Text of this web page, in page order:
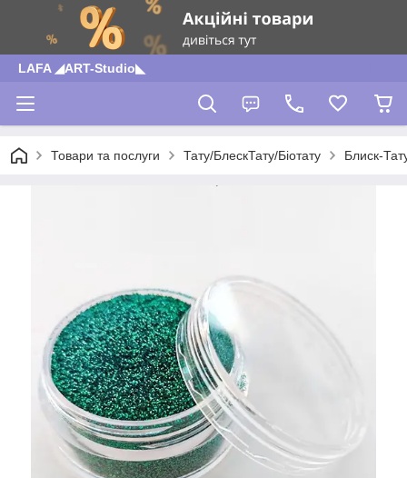
LAFA ◢ART-Studio◣
Товари та послуги Тату/БлескТату/Біотату Блиск-